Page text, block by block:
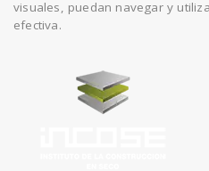
visuales, puedan navegar y
efectiva.